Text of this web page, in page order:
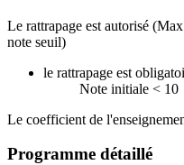
Le rattrapage est autorisé
note seuil)
le rattrapage est
Note initiale < 10
Le coefficient de
Programme détaillé